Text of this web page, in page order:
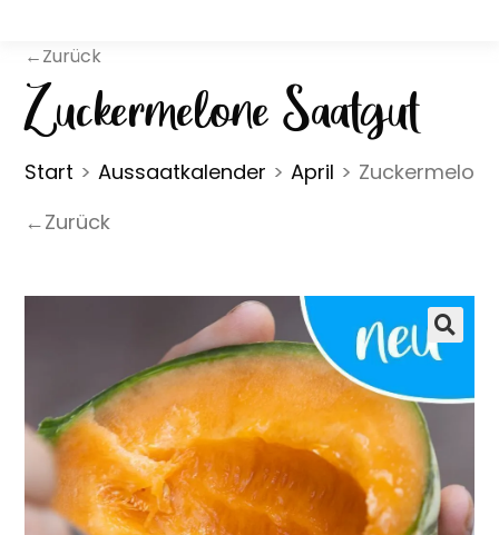
Zuckermelone Saatgut
Start > Aussaatkalender > April >
←Zurück
🔍
←Zurück